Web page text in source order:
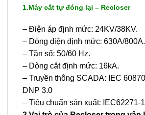
1.Máy cắt tự đóng lại – Recloser
– Điện áp định mức: 24KV/38KV.
– Dòng điện định mức: 630A/800A.
– Tần số: 50/60 Hz.
– Dòng cắt định mức: 16kA.
– Truyền thông SCADA: IEC
DNP 3.0
– Tiêu chuẩn sản xuất: IEC62271-